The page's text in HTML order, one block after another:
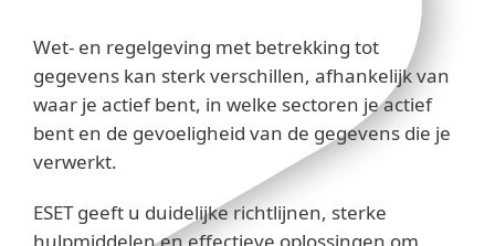
Wet- en regelgeving met betrekking tot
gegevens kan sterk verschillen, afhankelijk van
waar je actief bent, in welke sectoren je actief
bent en de gevoeligheid van de gegevens die je
verwerkt.
ESET geeft u duidelijke richtlijnen, sterke